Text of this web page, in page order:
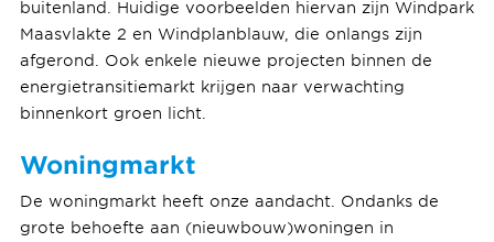
buitenland. Huidige voorbeelden hiervan zijn Windpark
Maasvlakte 2 en Windplanblauw, die onlangs zijn
afgerond. Ook enkele nieuwe projecten binnen de
energietransitiemarkt krijgen naar verwachting
binnenkort groen licht.
Woningmarkt
De woningmarkt heeft onze aandacht. Ondanks de
grote behoefte aan (nieuwbouw)woningen in